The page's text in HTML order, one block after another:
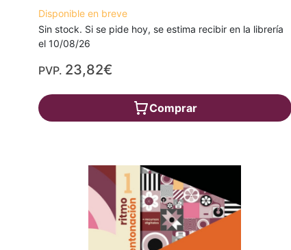
Disponible en breve
Sin stock. Si se pide hoy, se estima recibir en la librería
el 10/08/26
PVP. 23,82€
Comprar